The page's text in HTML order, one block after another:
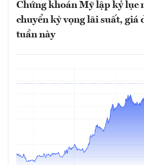
Chứng khoán Mỹ lập kỷ lục
chuyển kỳ vọng lãi suất, giá
tuần này